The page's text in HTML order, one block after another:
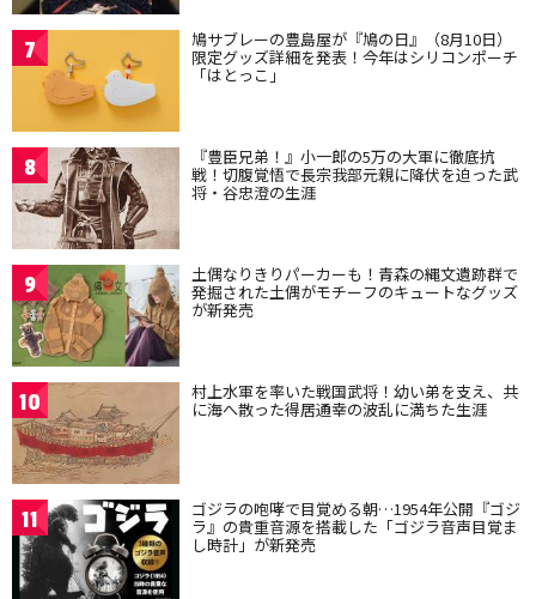
7 鳩サブレーの豊島屋が『鳩の日』（8月10日）
限定グッズ詳細を発表！今年はシリコンポーチ
「はとっこ」
8 『豊臣兄弟！』小一郎の5万の大軍に徹底抗
戦！切腹覚悟で長宗我部元親に降伏を迫った武
将・谷忠澄の生涯
9 土偶なりきりパーカーも！青森の縄文遺跡群で
発掘された土偶がモチーフのキュートなグッズ
が新発売
10 村上水軍を率いた戦国武将！幼い弟を支え、共
に海へ散った得居通幸の波乱に満ちた生涯
11 ゴジラの咆哮で目覚める朝…1954年公開『ゴジ
ラ』の貴重音源を搭載した「ゴジラ音声目覚ま
し時計」が新発売